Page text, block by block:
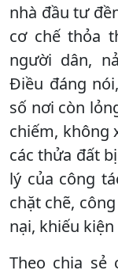
nhà đầu tư
cơ chế thỏa
người dân,
Điều đáng
số nơi còn
chiếm, không
các thửa đất
lý của công
chặt chẽ,
nại, khiếu
Theo chia sẻ